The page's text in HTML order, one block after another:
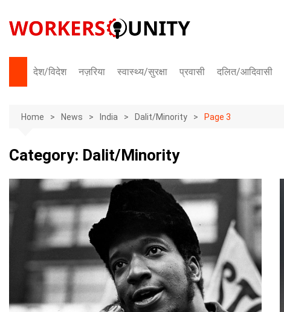
content
देश/विदेश
अंतराष्ट्रीय
नज़रिया स्वास्थ्य/सुरक्षा प्रवासी दलित/आदिवासी
Home News India Dalit/Minority Page 3
Category: Dalit/Minority